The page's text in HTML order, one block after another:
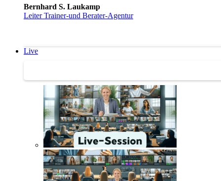
Bernhard S. Laukamp
Leiter Trainer-und Berater-Agentur
Live